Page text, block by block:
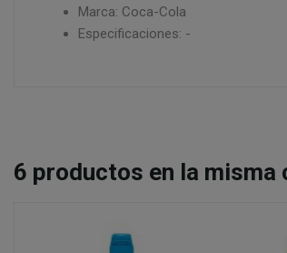
Marca: Coca-Cola
Especificaciones: -
6 productos en la misma